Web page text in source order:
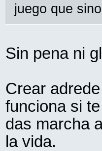
juego que
Sin pena ni
Crear
funciona si
das marcha
la vida.